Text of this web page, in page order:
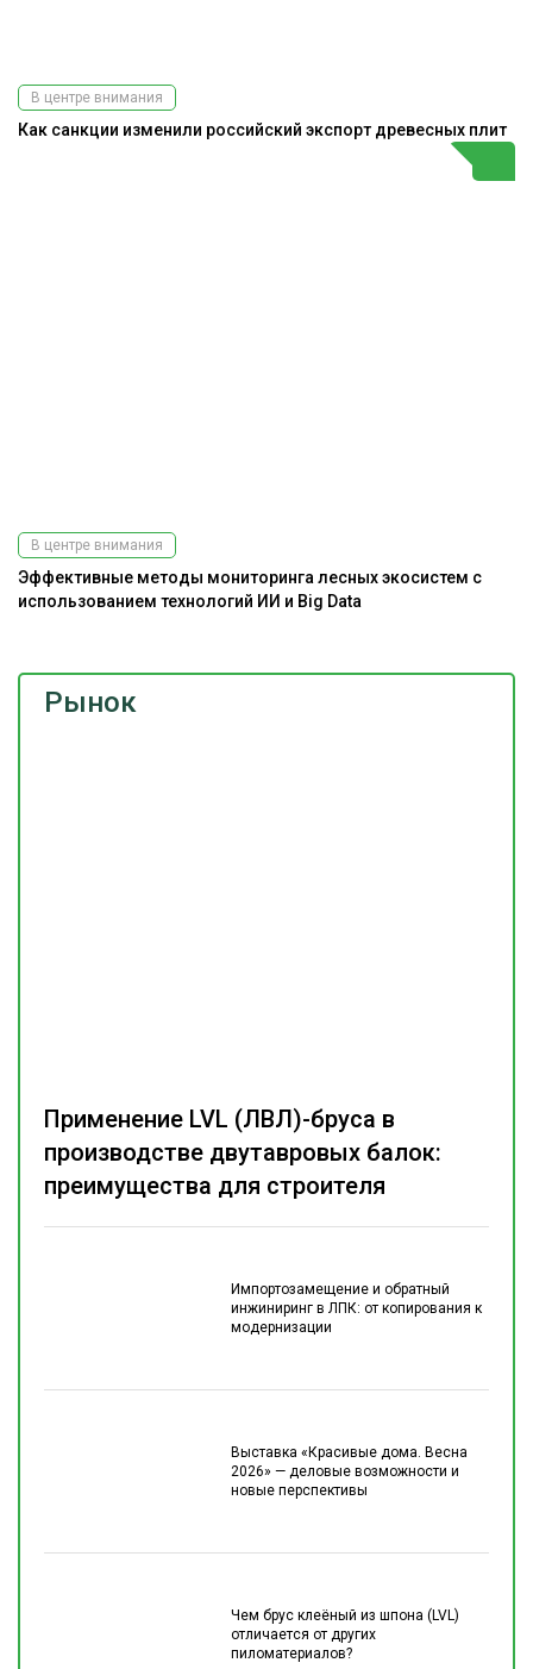
Рынок
Импортозамещение и обратный
инжиниринг в ЛПК: от копирования к
модернизации
Выставка «Красивые дома. Весна
2026» — деловые возможности и
новые перспективы
Чем брус клеёный из шпона (LVL)
отличается от других
пиломатериалов?
Применение LVL (ЛВЛ)-бруса в
производстве двутавровых балок:
преимущества для строителя
В центре внимания
Как санкции изменили российский экспорт древесных плит
В центре внимания
Эффективные методы мониторинга лесных экосистем с
использованием технологий ИИ и Big Data